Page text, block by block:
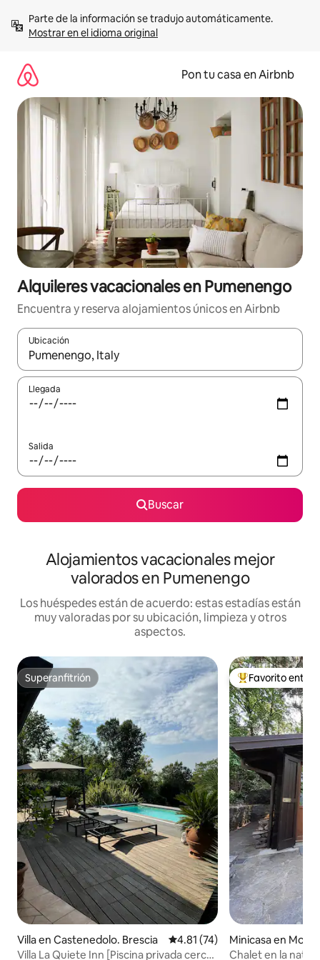
contenidoMostrar en el idioma original
Pon tu casa en Airbnb
Alquileres vacacionales en Pumenengo
Encuentra y reserva alojamientos únicos en Airbnb
Ubicación
Cuando los resultados estén disponibles, navega con las
Llegada
Salida
Buscar
Alojamientos vacacionales mejor
valorados en Pumenengo
Los huéspedes están de acuerdo: estas estadías están
muy valoradas por su ubicación, limpieza y otros
aspectos.
Superanfitrión
Superanfitrión
Villa en Castenedolo. Brescia Calificación promedio: 4.81 de
4.81 (74)
Villa La Quiete Inn [Piscina privada cerca
Favorito entre
Favorito entre
Minicasa en
Castello
Chalet en la